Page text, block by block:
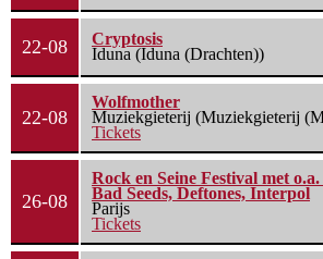
22-08
Cryptosis
Iduna (Iduna (Drachten))
22-08
Wolfmother
Muziekgieterij (Muziekgieterij
Tickets
26-08
Rock en Seine Festival met
Bad Seeds, Deftones, Interpol
Parijs
Tickets